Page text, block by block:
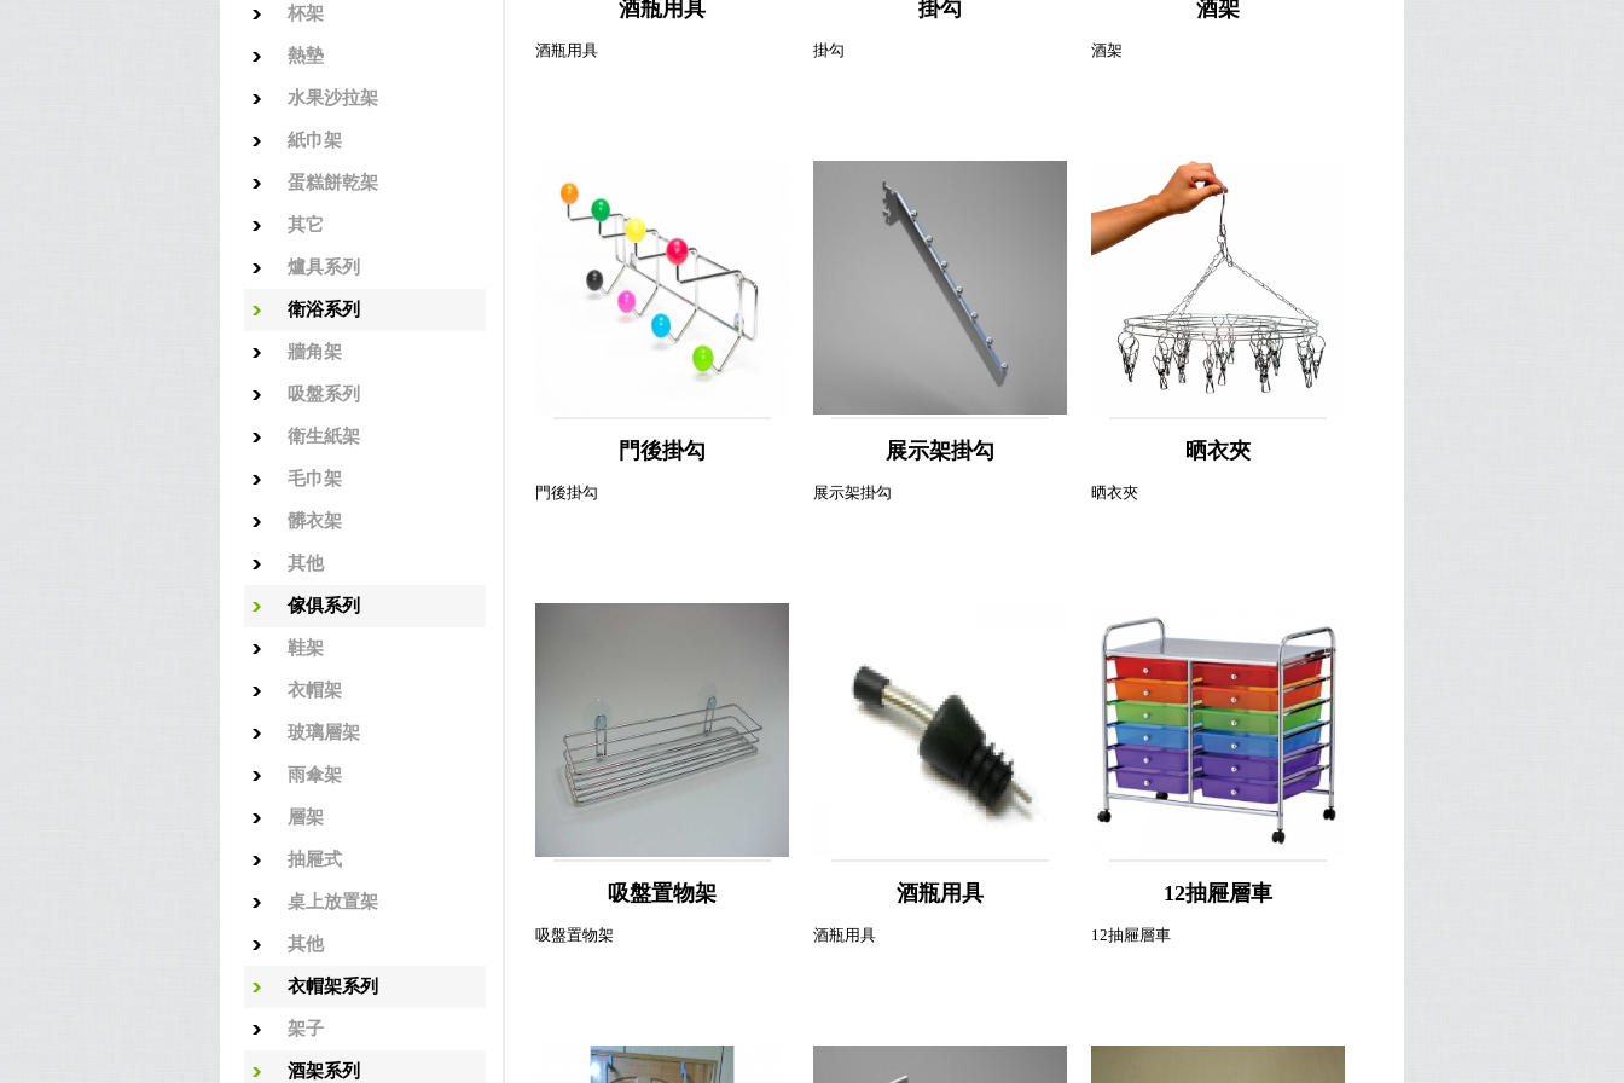
杯架
熱墊
水果沙拉架
紙巾架
蛋糕餅乾架
其它
爐具系列
衛浴系列
牆角架
吸盤系列
衛生紙架
毛巾架
髒衣架
其他
傢俱系列
鞋架
衣帽架
玻璃層架
雨傘架
層架
抽屜式
桌上放置架
其他
衣帽架系列
架子
酒架系列
酒瓶用具
酒瓶用具
掛勾
掛勾
酒架
酒架
門後掛勾
門後掛勾
展示架掛勾
展示架掛勾
晒衣夾
晒衣夾
吸盤置物架
吸盤置物架
酒瓶用具
酒瓶用具
12抽屜層車
12抽屜層車